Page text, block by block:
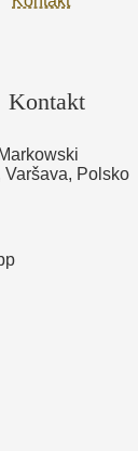
Kontakt
Varšava, Polsko